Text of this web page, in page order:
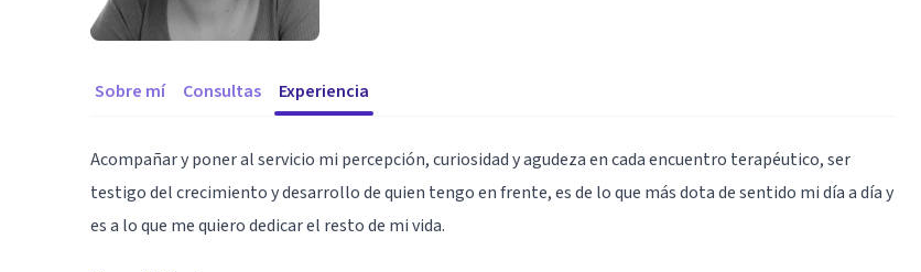
Sobre mí Consultas Experiencia
Acompañar y poner al servicio mi percepción, curiosidad y agudeza en cada encuentro terapéutico, ser
testigo del crecimiento y desarrollo de quien tengo en frente, es de lo que más dota de sentido mi día a día y
es a lo que me quiero dedicar el resto de mi vida.